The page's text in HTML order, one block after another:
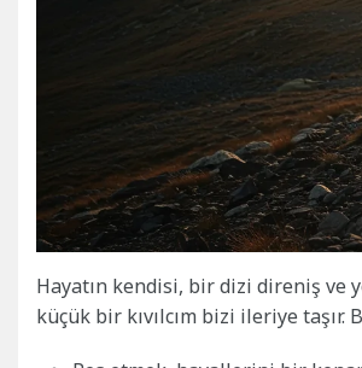
Hayatın kendisi, bir dizi direniş ve
küçük bir kıvılcım bizi ileriye taşır.